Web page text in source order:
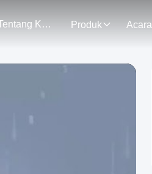
Tentang Kami Produk Acara